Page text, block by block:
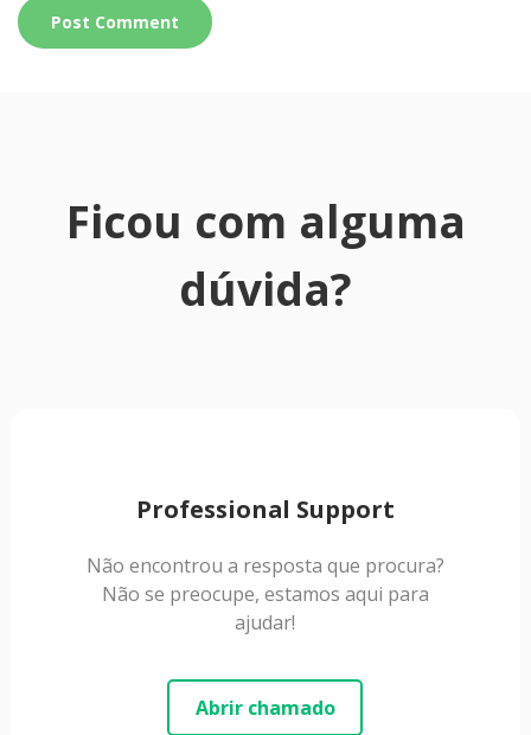
Ficou com alguma
dúvida?
Professional Support
Não encontrou a resposta que procura?
Não se preocupe, estamos aqui para
ajudar!
Abrir chamado